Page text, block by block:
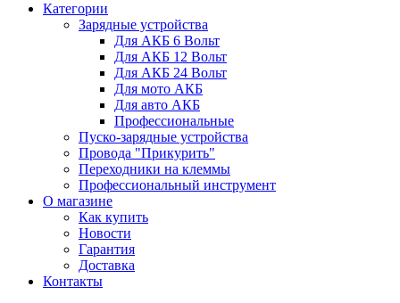
Категории
Зарядные устройства
Для АКБ 6 Вольт
Для АКБ 12 Вольт
Для АКБ 24 Вольт
Для мото АКБ
Для авто АКБ
Профессиональные
Пуско-зарядные устройства
Провода "Прикурить"
Переходники на клеммы
Профессиональный инструмент
О магазине
Как купить
Новости
Гарантия
Доставка
Контакты